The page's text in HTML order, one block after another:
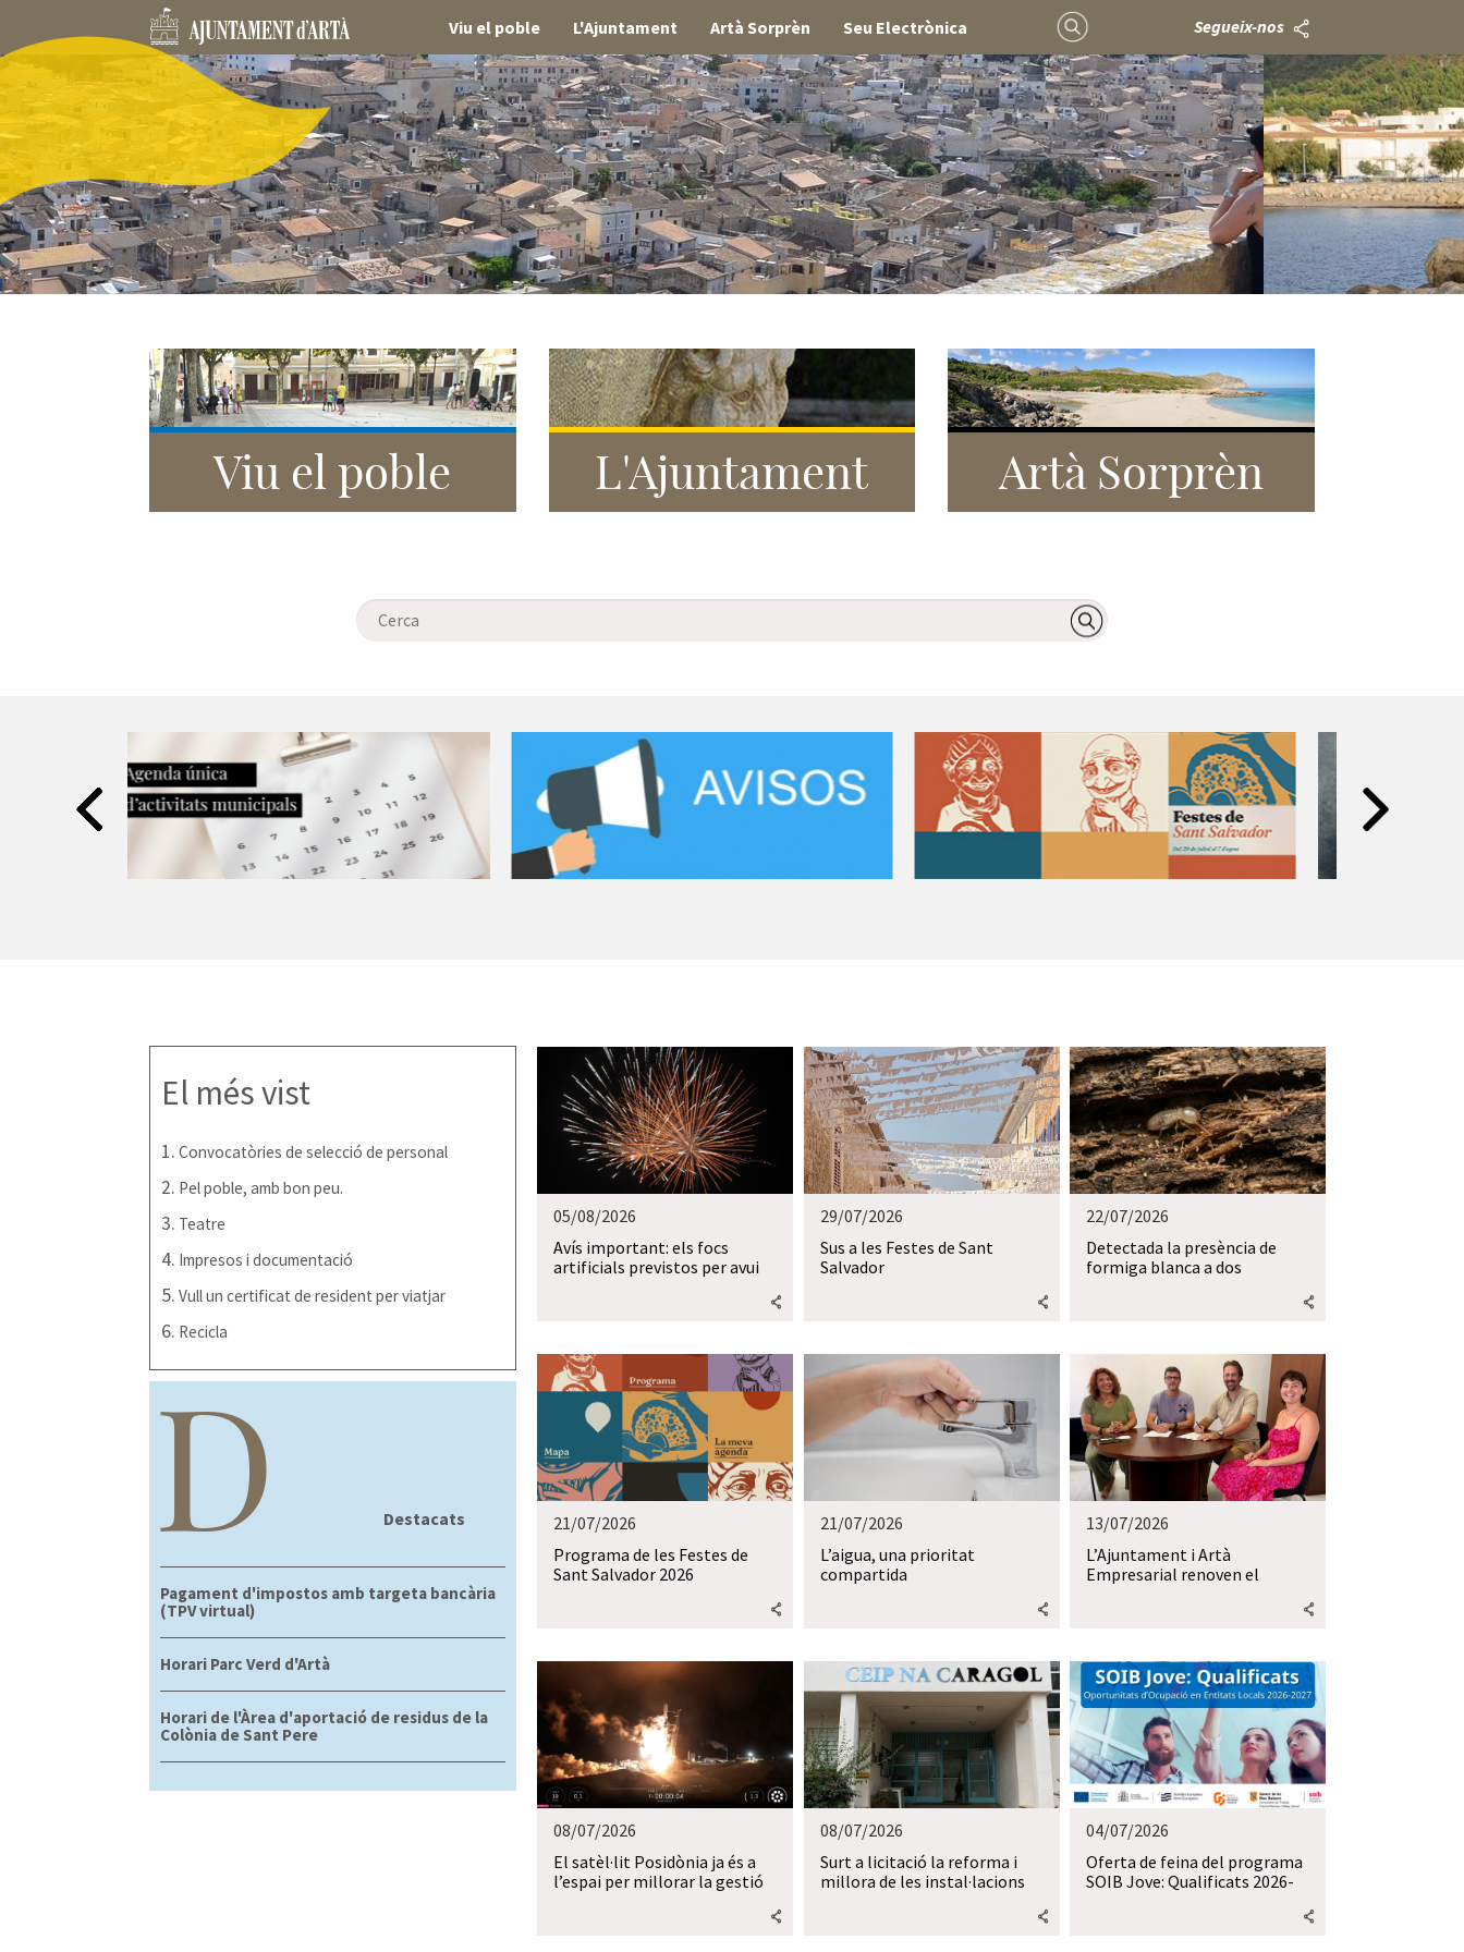
Viu el poble L'Ajuntament Artà Sorprèn Seu Electrònica Segueix-nos
Viu el poble L'Ajuntament Artà Sorprèn
El més vist
1. Convocatòries de selecció de personal
2. Pel poble, amb bon peu.
3. Teatre
4. Impresos i documentació
5. Vull un certificat de resident per viatjar
6. Recicla
D Destacats
Pagament d'impostos amb targeta bancària
(TPV virtual)
Horari Parc Verd d'Artà
Horari de l'Àrea d'aportació de residus de la
Colònia de Sant Pere
05/08/2026
Avís important: els focs
artificials previstos per avui
29/07/2026
Sus a les Festes de Sant
Salvador
22/07/2026
Detectada la presència de
formiga blanca a dos
21/07/2026
Programa de les Festes de
Sant Salvador 2026
21/07/2026
L’aigua, una prioritat
compartida
13/07/2026
L’Ajuntament i Artà
Empresarial renoven el
08/07/2026
El satèl·lit Posidònia ja és a
l’espai per millorar la gestió
08/07/2026
Surt a licitació la reforma i
millora de les instal·lacions
04/07/2026
Oferta de feina del programa
SOIB Jove: Qualificats 2026-